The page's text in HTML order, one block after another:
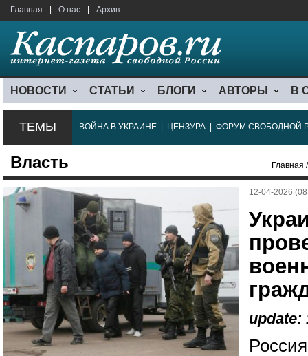
Главная О нас Архив
НОВОСТИ СТАТЬИ БЛОГИ АВТОРЫ В
ТЕМЫ ВОЙНА В УКРАИНЕ ЦЕНЗУРА ФОРУМ СВОБОДНОЙ
Власть Главная
12-04-2026
update: